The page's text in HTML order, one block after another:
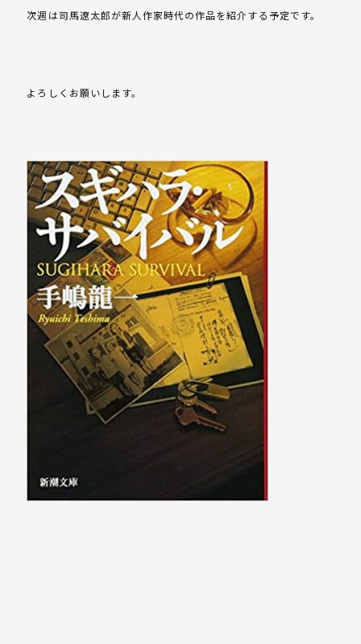
次週は司馬遼太郎が新人作家時代の作品を紹介する予定です。
よろしくお願いします。